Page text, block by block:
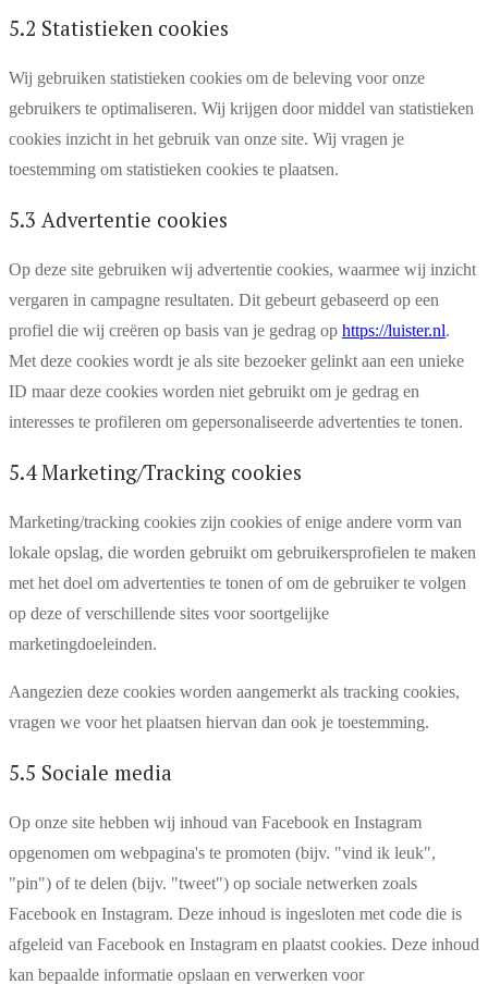
5.2 Statistieken cookies
Wij gebruiken statistieken cookies om de beleving voor onze
gebruikers te optimaliseren. Wij krijgen door middel van statistieken
cookies inzicht in het gebruik van onze site. Wij vragen je
toestemming om statistieken cookies te plaatsen.
5.3 Advertentie cookies
Op deze site gebruiken wij advertentie cookies, waarmee wij inzicht
vergaren in campagne resultaten. Dit gebeurt gebaseerd op een
profiel die wij creëren op basis van je gedrag op https://luister.nl.
Met deze cookies wordt je als site bezoeker gelinkt aan een unieke
ID maar deze cookies worden niet gebruikt om je gedrag en
interesses te profileren om gepersonaliseerde advertenties te tonen.
5.4 Marketing/Tracking cookies
Marketing/tracking cookies zijn cookies of enige andere vorm van
lokale opslag, die worden gebruikt om gebruikersprofielen te maken
met het doel om advertenties te tonen of om de gebruiker te volgen
op deze of verschillende sites voor soortgelijke
marketingdoeleinden.
Aangezien deze cookies worden aangemerkt als tracking cookies,
vragen we voor het plaatsen hiervan dan ook je toestemming.
5.5 Sociale media
Op onze site hebben wij inhoud van Facebook en Instagram
opgenomen om webpagina's te promoten (bijv. "vind ik leuk",
"pin") of te delen (bijv. "tweet") op sociale netwerken zoals
Facebook en Instagram. Deze inhoud is ingesloten met code die is
afgeleid van Facebook en Instagram en plaatst cookies. Deze inhoud
kan bepaalde informatie opslaan en verwerken voor